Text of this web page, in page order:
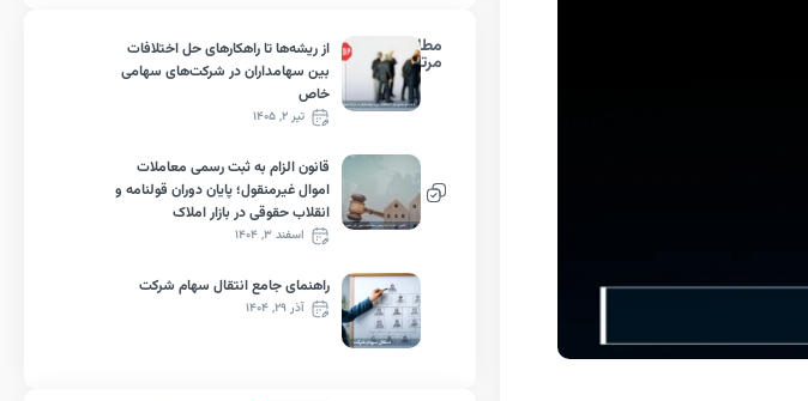
مطالب
مرتبط
از ریشه‌ها تا راهکارهای حل اختلافات
بین سهامداران در شرکت‌های سهامی
خاص
تیر ۲, ۱۴۰۵
قانون الزام به ثبت رسمی معاملات
اموال غیرمنقول؛ پایان دوران قولنامه و
انقلاب حقوقی در بازار املاک
اسفند ۳, ۱۴۰۴
راهنمای جامع انتقال سهام شرکت
آذر ۲۹, ۱۴۰۴